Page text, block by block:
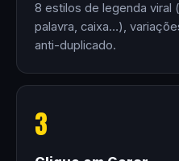
8 estilos de legenda viral
palavra, caixa…),
anti-duplicado.
3